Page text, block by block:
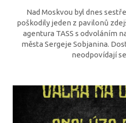
Nad Moskvou byl dnes
poškodily jeden z pavilonů
agentura TASS s odvoláním
města Sergeje Sobjanina.
neodpovídají